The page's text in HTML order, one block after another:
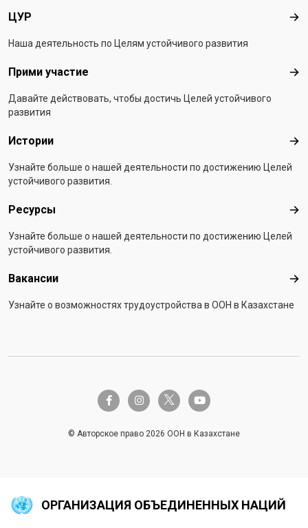
ЦУР
Наша деятельность по Целям устойчивого развития
Прими участие
Давайте действовать, чтобы достичь Целей устойчивого
развития
Истории
Узнайте больше о нашей деятельности по достижению Целей
устойчивого развития.
Ресурсы
Узнайте больше о нашей деятельности по достижению Целей
устойчивого развития.
Вакансии
Узнайте о возможностях трудоустройства в ООН в Казахстане
facebook-finstagramtwitter-x youtube
© Авторское право 2026 ООН в Казахстане
ОРГАНИЗАЦИЯ ОБЪЕДИНЕННЫХ НАЦИЙ